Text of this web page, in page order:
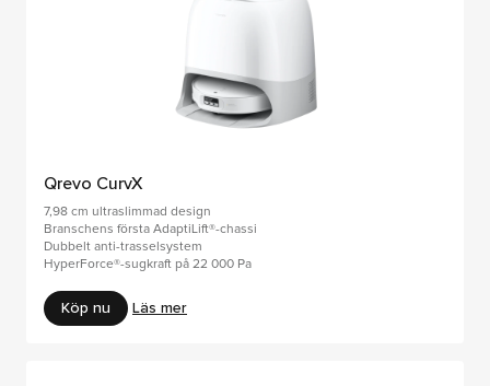
Qrevo CurvX
7,98 cm ultraslimmad design
Branschens första AdaptiLift®-chassi
Dubbelt anti-trasselsystem
HyperForce®-sugkraft på 22 000 Pa
Köp nu Läs mer